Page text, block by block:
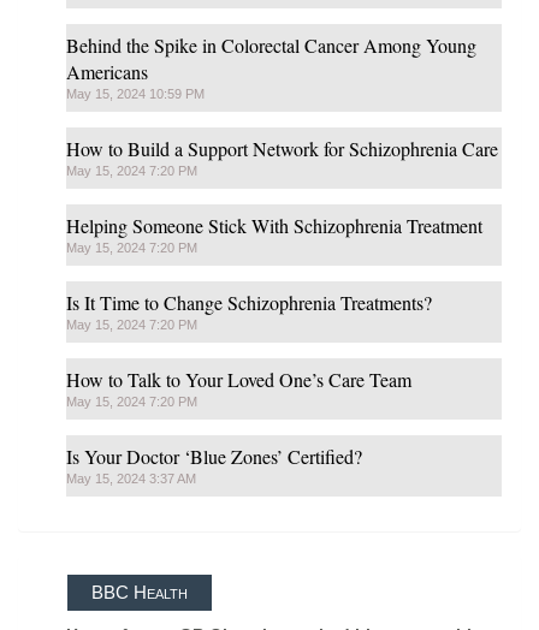
Behind the Spike in Colorectal Cancer Among Young
Americans
May 15, 2024 10:59 PM
How to Build a Support Network for Schizophrenia Care
May 15, 2024 7:20 PM
Helping Someone Stick With Schizophrenia Treatment
May 15, 2024 7:20 PM
Is It Time to Change Schizophrenia Treatments?
May 15, 2024 7:20 PM
How to Talk to Your Loved One’s Care Team
May 15, 2024 7:20 PM
Is Your Doctor ‘Blue Zones’ Certified?
May 15, 2024 3:37 AM
BBC Health